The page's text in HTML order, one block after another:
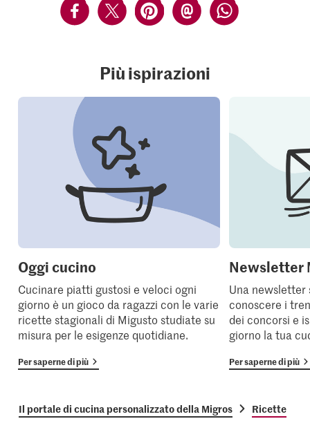
Più ispirazioni
Oggi cucino
Cucinare piatti gustosi e veloci ogni
giorno è un gioco da ragazzi con le varie
ricette stagionali di Migusto studiate su
misura per le esigenze quotidiane.
Per saperne di più
Newsletter
Una
conoscere i
dei concorsi e
giorno la tua
Per saperne di più
Il portale di cucina personalizzato della Migros Ricette